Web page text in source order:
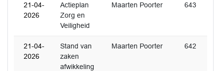
21-04-
2026
Actieplan
Zorg en
Veiligheid
Maarten Poorter 643
21-04-
2026
Stand van
zaken
afwikkeling
Maarten Poorter 642